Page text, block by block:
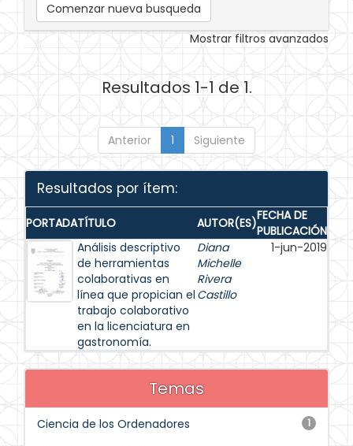
Comenzar nueva busqueda
Mostrar filtros avanzados
Resultados 1-1 de 1.
Anterior 1 Siguiente
Resultados por ítem:
PORTADATÍTULO AUTOR(ES)FECHA DE
PUBLICACIÓN
Análisis descriptivo
de herramientas
colaborativas en
línea que propician el
trabajo colaborativo
en la licenciatura en
gastronomía.
Diana
Michelle
Rivera
Castillo
1-jun-2019
Temas
1
Ciencia de los Ordenadores